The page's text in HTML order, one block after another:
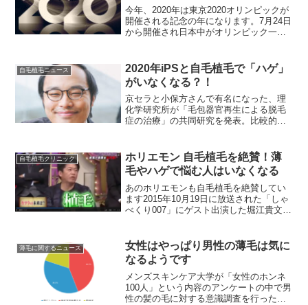
今年、2020年は東京2020オリンピックが
開催される記念の年になります。7月24日
から開催され日本中がオリンピック一色
ら楽しむことはできないかもわかりませ
ん。そんなハゲや薄毛の悩みはオリンピ
ックが始まるまで、いや今年前半には解
消してしまいたいものです。薄毛やハゲ
を解消し、オリンピックを楽しみましょ
う。
自毛植毛ニュース
2020年iPSと自毛植毛で「ハゲ」
がいなくなる？！
京セラと小保方さんで有名になった、理
化学研究所が「毛包器官再生による脱毛
症の治療」の共同研究を発表。比較的脱
採りだし、その2種類の幹細胞を組み合わ
せることで再生毛包原...
自毛植毛クリニック
ホリエモン 自毛植毛を絶賛！薄
毛やハゲで悩む人はいなくなる
あのホリエモンも自毛植毛を絶賛してい
ます2015年10月19日に放送された「しゃ
べくり007」にゲスト出演した堀江貴文こ
なり、自分の毛が簡単に再生できるよう
になるので薄毛やハゲで悩む人がいなく
なる」と語っています。
薄毛に関するニュース
女性はやっぱり男性の薄毛は気に
なるようです
メンズスキンケア大学が「女性のホンネ
100人」という内容のアンケートの中で男
性の髪の毛に対する意識調査を行ったと